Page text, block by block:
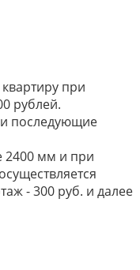
при
рублей.
последующие
2400 мм и при
- 300 руб. и далее